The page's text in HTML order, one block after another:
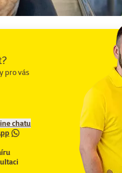
pro vás
chatu